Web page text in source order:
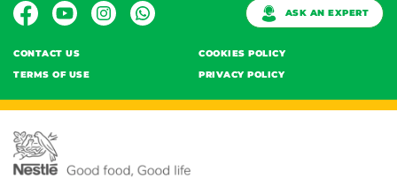
ASK AN EXPERT
CONTACT US
COOKIES POLICY
TERMS OF USE
PRIVACY POLICY